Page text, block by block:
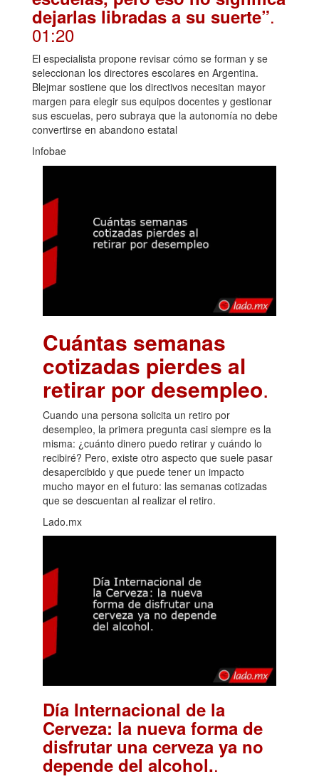
dejarlas libradas a su suerte”.
01:20
El especialista propone revisar cómo se forman y se
seleccionan los directores escolares en Argentina.
Blejmar sostiene que los directivos necesitan mayor
margen para elegir sus equipos docentes y gestionar
sus escuelas, pero subraya que la autonomía no debe
convertirse en abandono estatal
Infobae
Cuántas semanas
cotizadas pierdes al
retirar por desempleo.
Cuando una persona solicita un retiro por
desempleo, la primera pregunta casi siempre es la
misma: ¿cuánto dinero puedo retirar y cuándo lo
recibiré? Pero, existe otro aspecto que suele pasar
desapercibido y que puede tener un impacto
mucho mayor en el futuro: las semanas cotizadas
que se descuentan al realizar el retiro.
Lado.mx
Día Internacional de la
Cerveza: la nueva forma de
disfrutar una cerveza ya no
depende del alcohol..